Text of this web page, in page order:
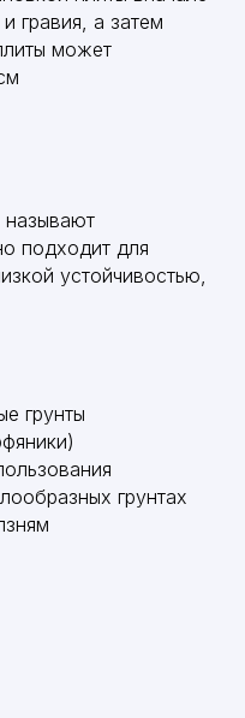
гравия, а затем
может
называют
подходит для
устойчивостью,
грунты
грунтах